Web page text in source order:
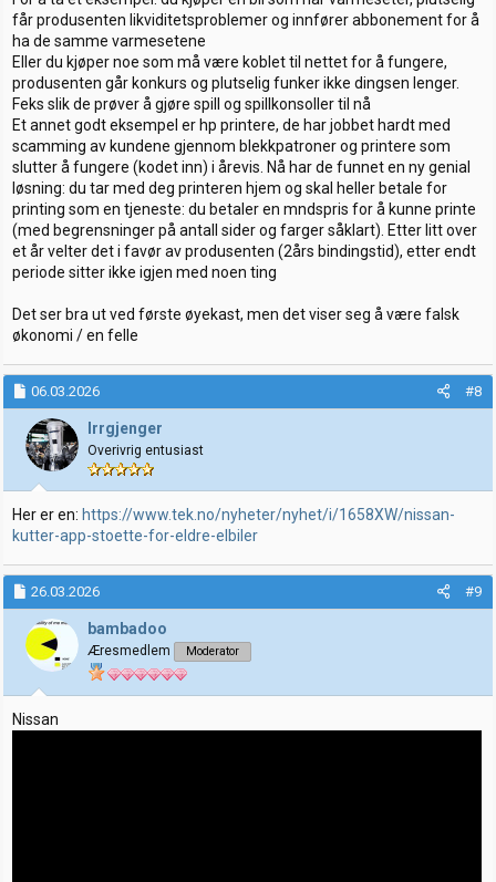
får produsenten likviditetsproblemer og innfører abbonement for å
ha de samme varmesetene
Eller du kjøper noe som må være koblet til nettet for å fungere,
produsenten går konkurs og plutselig funker ikke dingsen lenger.
Feks slik de prøver å gjøre spill og spillkonsoller til nå
Et annet godt eksempel er hp printere, de har jobbet hardt med
scamming av kundene gjennom blekkpatroner og printere som
slutter å fungere (kodet inn) i årevis. Nå har de funnet en ny genial
løsning: du tar med deg printeren hjem og skal heller betale for
printing som en tjeneste: du betaler en mndspris for å kunne printe
(med begrensninger på antall sider og farger såklart). Etter litt over
et år velter det i favør av produsenten (2års bindingstid), etter endt
periode sitter ikke igjen med noen ting
Det ser bra ut ved første øyekast, men det viser seg å være falsk
økonomi / en felle
06.03.2026 #8
Irrgjenger
Overivrig entusiast
Her er en: https://www.tek.no/nyheter/nyhet/i/1658XW/nissan-
kutter-app-stoette-for-eldre-elbiler
26.03.2026 #9
bambadoo
Æresmedlem Moderator
Nissan